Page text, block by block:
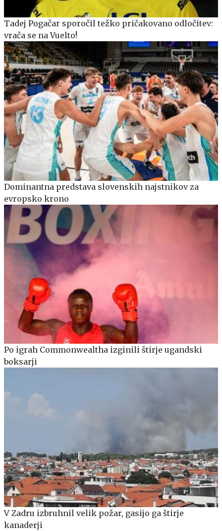
Tadej Pogačar sporočil težko pričakovano odločitev:
vrača se na Vuelto!
Dominantna predstava slovenskih najstnikov za
evropsko krono
Po igrah Commonwealtha izginili štirje ugandski
boksarji
V Zadru izbruhnil velik požar, gasijo ga štirje
kanaderji